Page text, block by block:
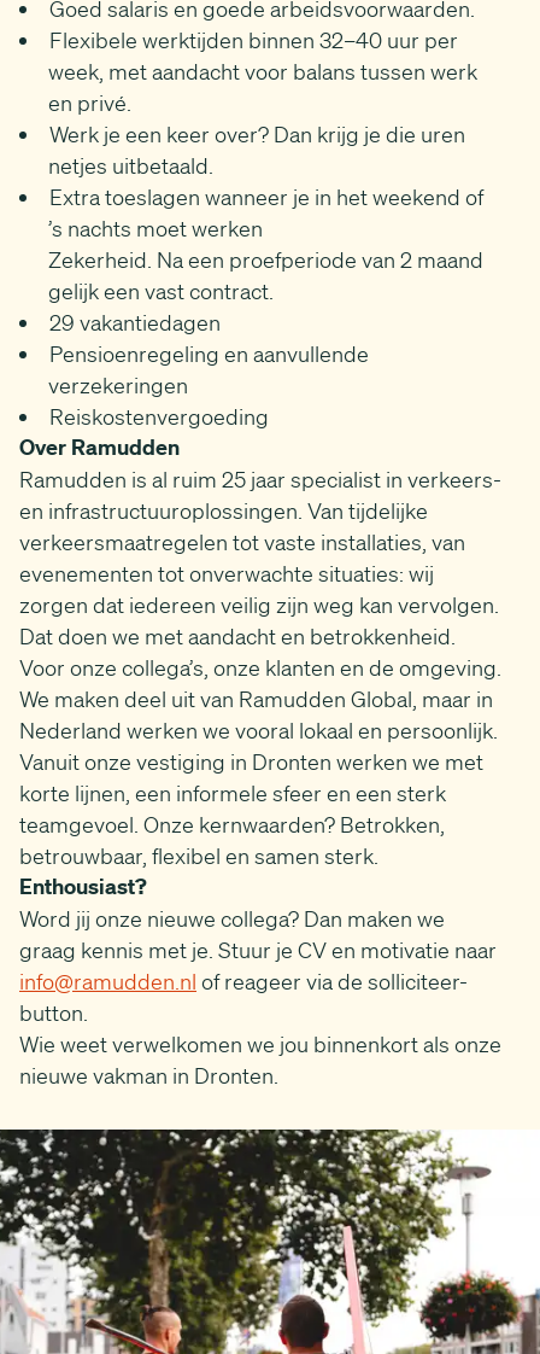
Goed salaris en goede arbeidsvoorwaarden.
Flexibele werktijden binnen 32–40 uur per
week, met aandacht voor balans tussen werk
en privé.
Werk je een keer over? Dan krijg je die uren
netjes uitbetaald.
Extra toeslagen wanneer je in het weekend of
’s nachts moet werken
Zekerheid. Na een proefperiode van 2 maand
gelijk een vast contract.
29 vakantiedagen
Pensioenregeling en aanvullende
verzekeringen
Reiskostenvergoeding
Over Ramudden
Ramudden is al ruim 25 jaar specialist in verkeers-
en infrastructuuroplossingen. Van tijdelijke
verkeersmaatregelen tot vaste installaties, van
evenementen tot onverwachte situaties: wij
zorgen dat iedereen veilig zijn weg kan vervolgen.
Dat doen we met aandacht en betrokkenheid.
Voor onze collega’s, onze klanten en de omgeving.
We maken deel uit van Ramudden Global, maar in
Nederland werken we vooral lokaal en persoonlijk.
Vanuit onze vestiging in Dronten werken we met
korte lijnen, een informele sfeer en een sterk
teamgevoel. Onze kernwaarden? Betrokken,
betrouwbaar, flexibel en samen sterk.
Enthousiast?
Word jij onze nieuwe collega? Dan maken we
graag kennis met je. Stuur je CV en motivatie naar
info@ramudden.nl of reageer via de solliciteer-
button.
Wie weet verwelkomen we jou binnenkort als onze
nieuwe vakman in Dronten.